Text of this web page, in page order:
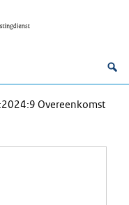
Overeenkomst